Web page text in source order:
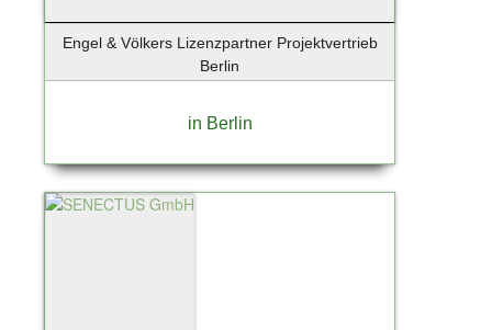
Engel & Völkers Lizenzpartner Projektvertrieb
Berlin
in Berlin